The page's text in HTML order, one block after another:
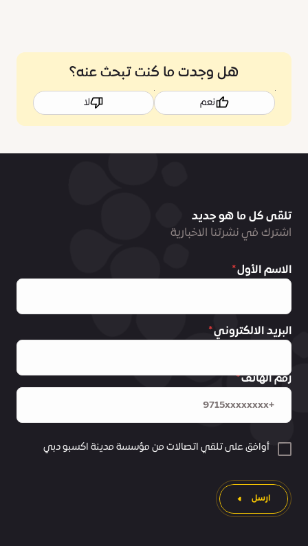
هل وجدت ما كنت تبحث عنه؟
نعم لا
تلقى كل ما هو جديد
اشترك في نشرتنا الاخبارية
الاسم الأول
البريد الالكتروني
رقم الهاتف
أوافق على تلقي اتصالات من مؤسسة مدينة اكسبو دبي
ارسل